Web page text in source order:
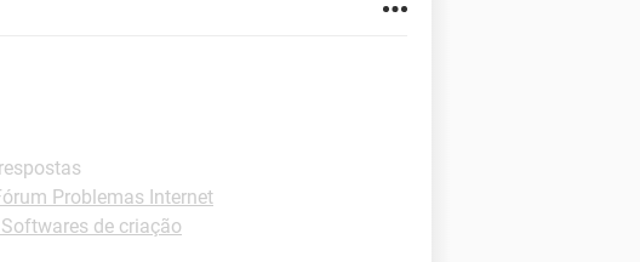
Problemas Internet
de criação